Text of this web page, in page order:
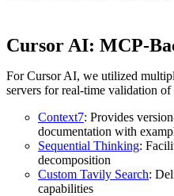
Cursor AI: MCP-
For Cursor AI, we utilized
servers for real-time validation of
Context7: Provides
documentation with
Sequential Thinking:
decomposition
Custom Tavily Search:
capabilities